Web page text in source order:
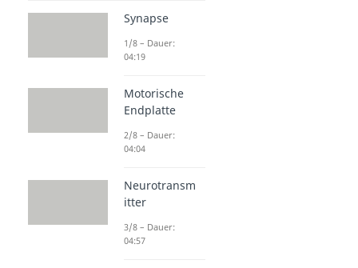
Synapse
1/8 – Dauer:
04:19
Motorische
Endplatte
2/8 – Dauer:
04:04
Neurotransm
itter
3/8 – Dauer:
04:57